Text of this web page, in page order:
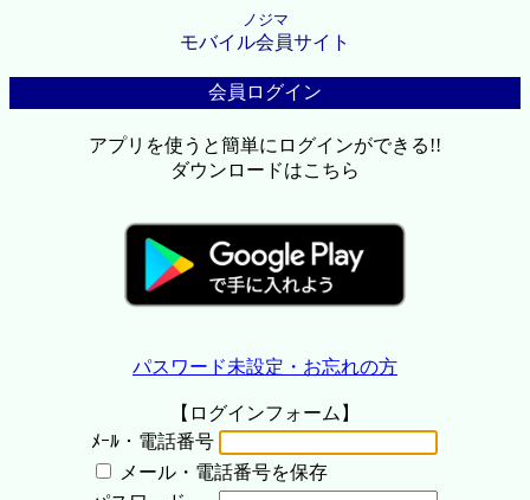
ノジマ
モバイル会員サイト
会員ログイン
アプリを使うと簡単にログインができる!!
ダウンロードはこちら
パスワード未設定・お忘れの方
【ログインフォーム】
ﾒｰﾙ・電話番号
メール・電話番号を保存